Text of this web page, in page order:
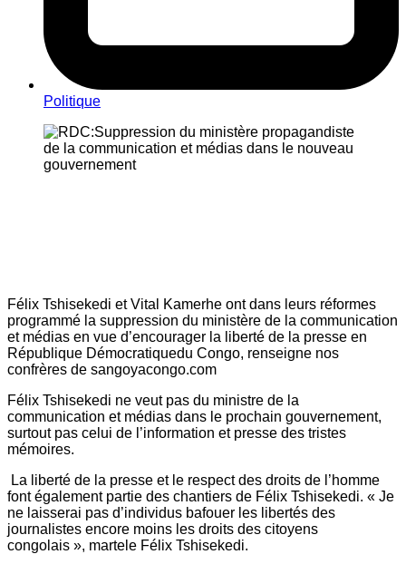
Politique
Félix Tshisekedi et Vital Kamerhe ont dans leurs réformes
programmé la suppression du ministère de la communication
et médias en vue d’encourager la liberté de la presse en
République Démocratiquedu Congo, renseigne nos
confrères de sangoyacongo.com
Félix Tshisekedi ne veut pas du ministre de la
communication et médias dans le prochain gouvernement,
surtout pas celui de l’information et presse des tristes
mémoires.
La liberté de la presse et le respect des droits de l’homme
font également partie des chantiers de Félix Tshisekedi. « Je
ne laisserai pas d’individus bafouer les libertés des
journalistes encore moins les droits des citoyens
congolais », martele Félix Tshisekedi.